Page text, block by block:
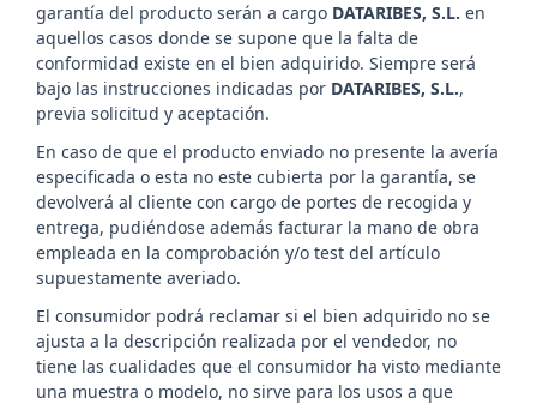
garantía del producto serán a cargo DATARIBES, S.L. en
aquellos casos donde se supone que la falta de
conformidad existe en el bien adquirido. Siempre será
bajo las instrucciones indicadas por DATARIBES, S.L.,
previa solicitud y aceptación.
En caso de que el producto enviado no presente la avería
especificada o esta no este cubierta por la garantía, se
devolverá al cliente con cargo de portes de recogida y
entrega, pudiéndose además facturar la mano de obra
empleada en la comprobación y/o test del artículo
supuestamente averiado.
El consumidor podrá reclamar si el bien adquirido no se
ajusta a la descripción realizada por el vendedor, no
tiene las cualidades que el consumidor ha visto mediante
una muestra o modelo, no sirve para los usos a que